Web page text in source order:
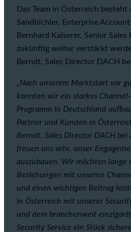
Das Team in Österreich besteht
Sandbichler, Enterprise
Bernhard Kaiserer, Senior Sales
zukünftig weiter verstärkt
Berndt, Sales Director DACH
„Nach unserem Marktstart vor
konnten wir ein starkes
Programm in Deutschland
Partner und Kunden in
Berndt, Sales Director DACH bei
freuen uns sehr, unser
auszubauen. Wir möchten lange
Beziehungen mit unseren
und einen wichtigen Beitrag
in Österreich mit unserer
und dem branchenweit
Security Service ein Stück